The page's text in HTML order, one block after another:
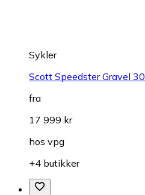
Sykler
Scott Speedster Gravel 30
fra
17 999 kr
hos vpg
+4 butikker